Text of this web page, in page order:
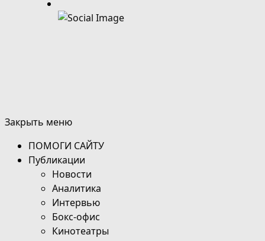
Закрыть меню
ПОМОГИ САЙТУ
Публикации
Новости
Аналитика
Интервью
Бокс-офис
Кинотеатры